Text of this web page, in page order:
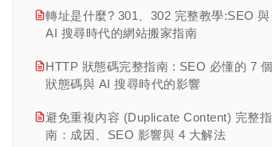
運策略
機制與網站復原策略
查看此分類全部文章 →
轉址是什麼? 301、302 完整教學:SEO 與
AI 搜尋時代的網站搬家指南
HTTP 狀態碼完整指南 : SEO 必懂的 7 個
狀態碼與 AI 搜尋時代的影響
避免重複內容 (Duplicate Content) 完整指
南：成因、SEO 影響與 4 大解法